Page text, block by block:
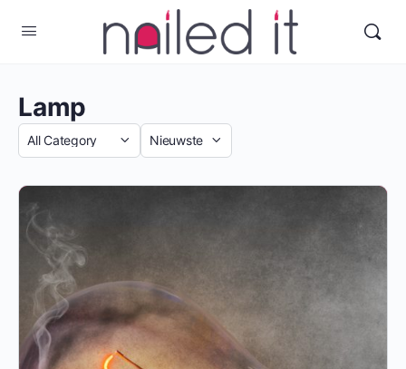
Lamp
Categorie
Sort